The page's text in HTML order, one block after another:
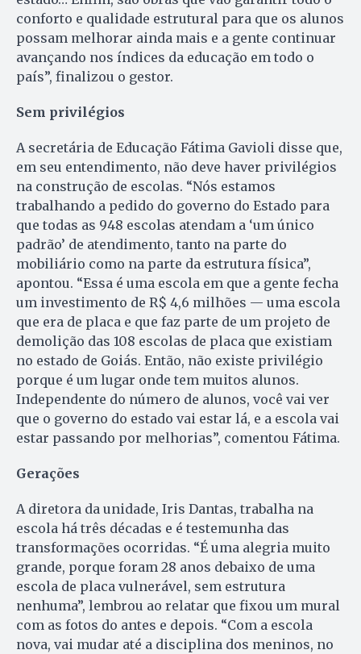
conforto e qualidade estrutural para que os alunos
possam melhorar ainda mais e a gente continuar
avançando nos índices da educação em todo o
país”, finalizou o gestor.
Sem privilégios
A secretária de Educação Fátima Gavioli disse que,
em seu entendimento, não deve haver privilégios
na construção de escolas. “Nós estamos
trabalhando a pedido do governo do Estado para
que todas as 948 escolas atendam a ‘um único
padrão’ de atendimento, tanto na parte do
mobiliário como na parte da estrutura física”,
apontou. “Essa é uma escola em que a gente fecha
um investimento de R$ 4,6 milhões — uma escola
que era de placa e que faz parte de um projeto de
demolição das 108 escolas de placa que existiam
no estado de Goiás. Então, não existe privilégio
porque é um lugar onde tem muitos alunos.
Independente do número de alunos, você vai ver
que o governo do estado vai estar lá, e a escola vai
estar passando por melhorias”, comentou Fátima.
Gerações
A diretora da unidade, Iris Dantas, trabalha na
escola há três décadas e é testemunha das
transformações ocorridas. “É uma alegria muito
grande, porque foram 28 anos debaixo de uma
escola de placa vulnerável, sem estrutura
nenhuma”, lembrou ao relatar que fixou um mural
com as fotos do antes e depois. “Com a escola
nova, vai mudar até a disciplina dos meninos, no